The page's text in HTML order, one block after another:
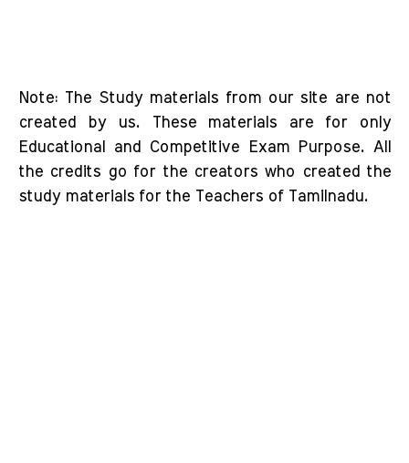
Note: The Study materials from our site are not
created by us. These materials are for only
Educational and Competitive Exam Purpose. All
the credits go for the creators who created the
study materials for the Teachers of Tamilnadu.